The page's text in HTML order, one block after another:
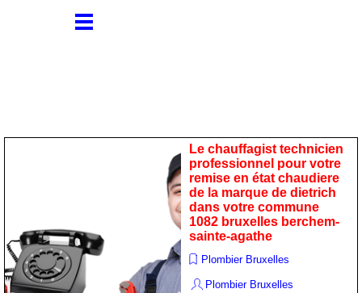
Le chauffagist technicien
professionnel pour votre
remise en état chaudiere
de la marque de dietrich
dans votre commune
1082 bruxelles berchem-
sainte-agathe
Plombier Bruxelles
Plombier Bruxelles